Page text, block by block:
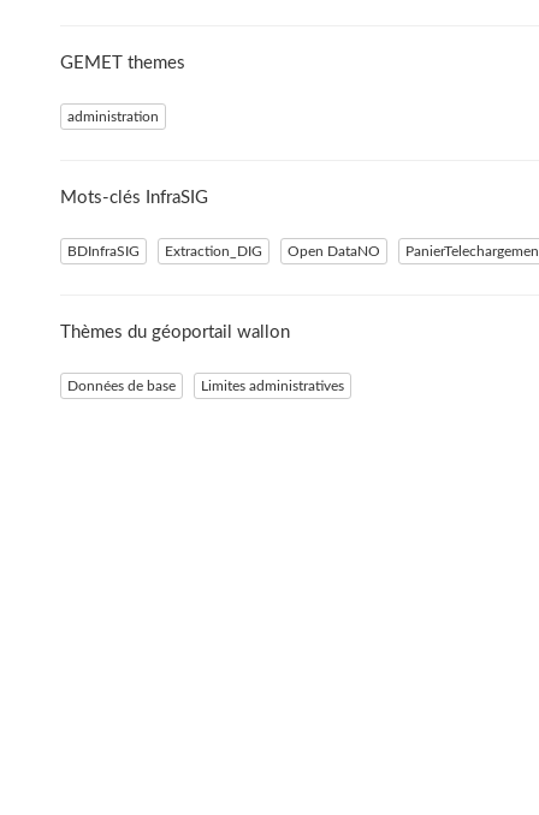
GEMET themes
administration
Mots-clés InfraSIG
BDInfraSIG Extraction_DIG Open DataNO
Thèmes du géoportail wallon
Données de base Limites administratives